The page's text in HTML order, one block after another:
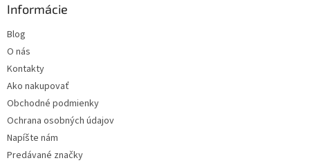
Informácie
Blog
O nás
Kontakty
Ako nakupovať
Obchodné podmienky
Ochrana osobných údajov
Napíšte nám
Predávané značky